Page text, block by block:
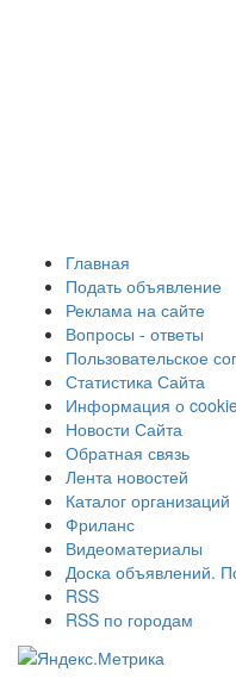
Главная
Подать объявление
Реклама на сайте
Вопросы - ответы
Пользовательское
Статистика Сайта
Информация о
Новости Сайта
Обратная связь
Лента новостей
Каталог организаций
Фриланс
Видеоматериалы
Доска объявлений.
RSS
RSS по городам